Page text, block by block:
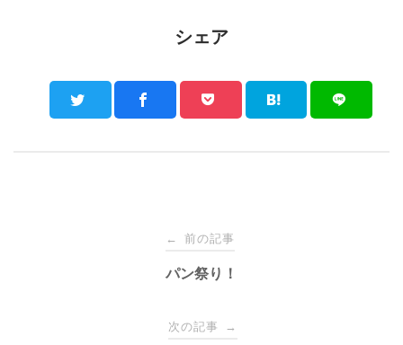
シェア
← 前の記事
パン祭り！
次の記事 →